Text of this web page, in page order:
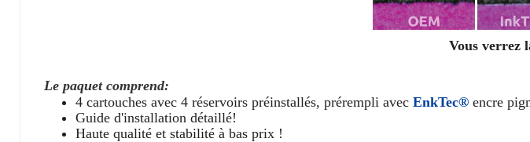
Vous verrez
Le paquet comprend:
4 cartouches avec 4 réservoirs préinstallés, prérempli avec EnkTec® encre
Guide d'installation détaillé!
Haute qualité et stabilité à bas prix !